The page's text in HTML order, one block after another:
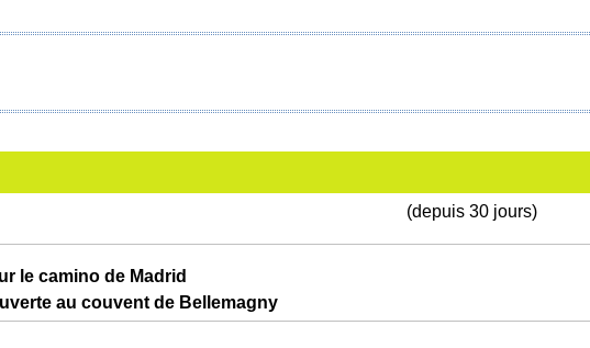
(depuis 30 jours)
le camino de Madrid
au couvent de Bellemagny